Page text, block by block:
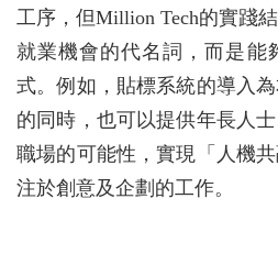
工序，但Million Tech的實踐
就業機會的代名詞，而是能
式。例如，貼標系統的導入
的同時，也可以提供年長人
職場的可能性，實現「人機
注於創意及企劃的工作。